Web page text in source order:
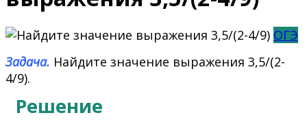
ОГЭ
Задача. Найдите значение выражения 3,5/(2-
4/9).
Решение